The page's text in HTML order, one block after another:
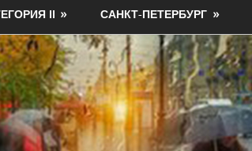
II САНКТ-ПЕТЕРБУРГ